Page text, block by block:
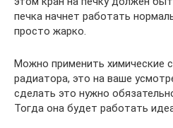
печка начнет работать
просто жарко.
Можно применить химические
радиатора, это на ваше
сделать это нужно
Тогда она будет работать